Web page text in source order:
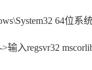
64位系
入regsvr32